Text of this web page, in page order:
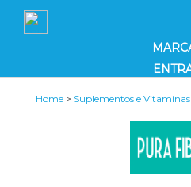
Home > Suplementos e Vitaminas